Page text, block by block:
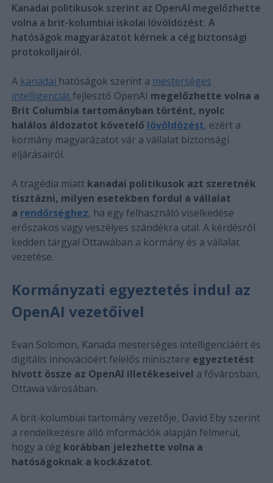
Kanadai politikusok szerint az OpenAI megelőzhette
volna a brit-kolumbiai iskolai lövöldözést. A
hatóságok magyarázatot kérnek a cég biztonsági
protokolljairól.
A kanadai hatóságok szerint a mesterséges
intelligenciátfejlesztő OpenAI megelőzhette volna a
Brit Columbia tartományban történt, nyolc
halálos áldozatot követelő lövöldözést, ezért a
kormány magyarázatot vár a vállalat biztonsági
eljárásairól.
A tragédia miatt kanadai politikusok azt szeretnék
tisztázni, milyen esetekben fordul a vállalat
a rendőrséghez, ha egy felhasználó viselkedése
erőszakos vagy veszélyes szándékra utal. A kérdésről
kedden tárgyal Ottawában a kormány és a vállalat
vezetése.
Kormányzati egyeztetés indul az
OpenAI vezetőivel
Evan Solomon, Kanada mesterséges intelligenciáért és
digitális innovációért felelős minisztere egyeztetést
hívott össze az OpenAI illetékeseivel a fővárosban,
Ottawa városában.
A brit-kolumbiai tartomány vezetője, David Eby szerint
a rendelkezésre álló információk alapján felmerül,
hogy a cég korábban jelezhette volna a
hatóságoknak a kockázatot.